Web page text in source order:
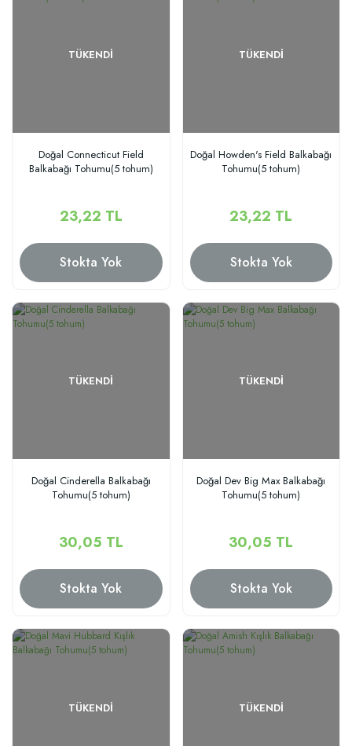
TÜKENDI
Doğal Connecticut Field
Balkabağı Tohumu(5 tohum)
23,22 TL
Stokta Yok
TÜKENDI
Doğal Howden's Field Balkabağı
Tohumu(5 tohum)
23,22 TL
Stokta Yok
TÜKENDI
Doğal Cinderella Balkabağı
Tohumu(5 tohum)
30,05 TL
Stokta Yok
TÜKENDI
Doğal Dev Big Max Balkabağı
Tohumu(5 tohum)
30,05 TL
Stokta Yok
TÜKENDI TÜKENDI